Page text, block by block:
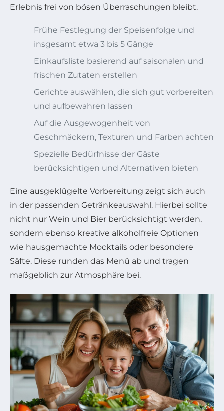
Erlebnis frei von bösen Überraschungen bleibt.
Frühe Festlegung der Speisenfolge und
insgesamt etwa 3 bis 5 Gänge
Einkaufsliste basierend auf saisonalen und
frischen Zutaten erstellen
Gerichte auswählen, die sich gut vorbereiten
und aufbewahren lassen
Auf die Ausgewogenheit von
Geschmäckern, Texturen und Farben achten
Spezielle Bedürfnisse der Gäste
berücksichtigen und Alternativen bieten
Eine ausgeklügelte Vorbereitung zeigt sich auch
in der passenden Getränkeauswahl. Hierbei sollte
nicht nur Wein und Bier berücksichtigt werden,
sondern ebenso kreative alkoholfreie Optionen
wie hausgemachte Mocktails oder besondere
Säfte. Diese runden das Menü ab und tragen
maßgeblich zur Atmosphäre bei.